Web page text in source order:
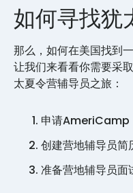
如何寻找犹
那么，如何在美国找到
让我们来看看你需要采
太夏令营辅导员之旅：
申请AmeriCamp
创建营地辅导员简
准备营地辅导员面